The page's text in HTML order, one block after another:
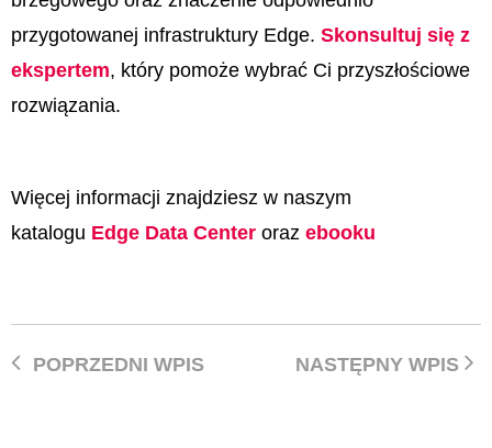
przygotowanej infrastruktury Edge. Skonsultuj się z
ekspertem, który pomoże wybrać Ci przyszłościowe
rozwiązania.
Więcej informacji znajdziesz w naszym
katalogu Edge Data Center oraz ebooku
POPRZEDNI WPIS NASTĘPNY WPIS